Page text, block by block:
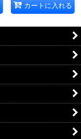
カートに入れる